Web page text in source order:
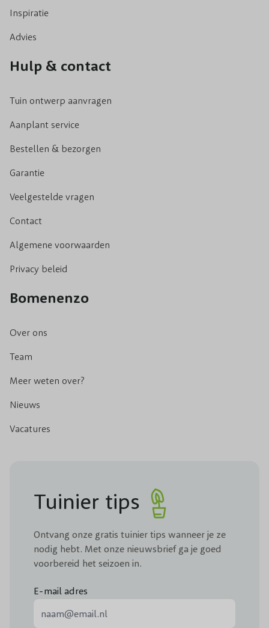
Inspiratie
Advies
Hulp & contact
Tuin ontwerp aanvragen
Aanplant service
Bestellen & bezorgen
Garantie
Veelgestelde vragen
Contact
Algemene voorwaarden
Privacy beleid
Bomenenzo
Over ons
Team
Meer weten over?
Nieuws
Vacatures
Tuinier tips
Ontvang onze gratis tuinier tips wanneer je ze
nodig hebt. Met onze nieuwsbrief ga je goed
voorbereid het seizoen in.
E-mail adres